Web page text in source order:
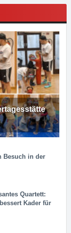
Besuch in der
Quar­tett:
Kader für